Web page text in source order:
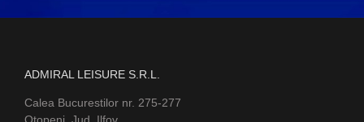
ADMIRAL LEISURE S.R.L.
Calea Bucurestilor nr. 275-277